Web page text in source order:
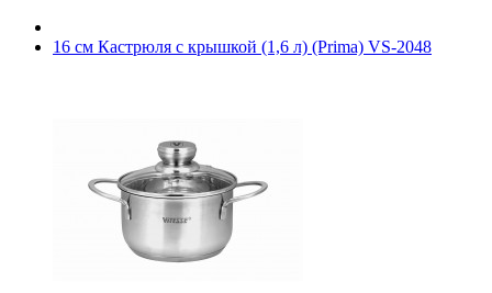
16 см Кастрюля с крышкой (1,6 л) (Prima) VS-2048